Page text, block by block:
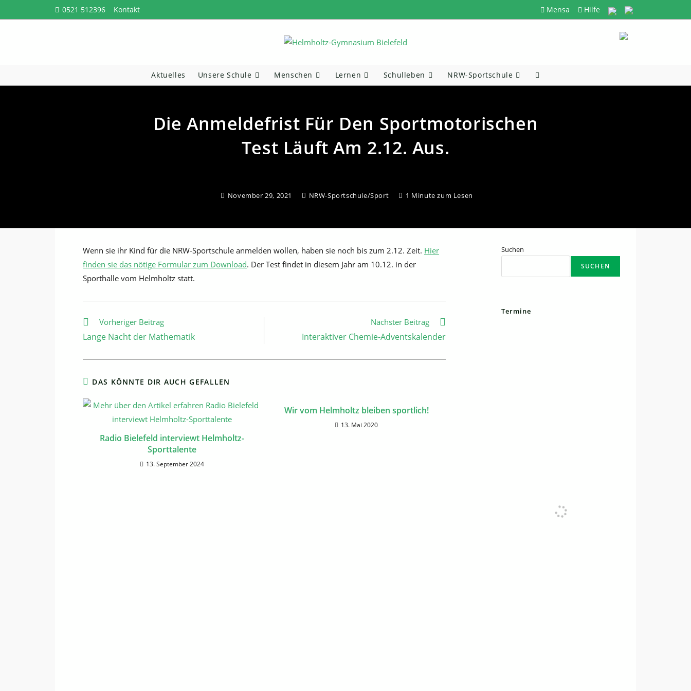
Inhalt
Mensa Hilfe
0521 512396 Kontakt
Aktuelles Unsere Schule Menschen Lernen Schulleben NRW-Sportschule Website-
Die Anmeldefrist Für Den Sportmotorischen
Test Läuft Am 2.12. Aus.
November 29, 2021 NRW-Sportschule/Sport 1 Minute zum Lesen
Wenn sie ihr Kind für die NRW-Sportschule anmelden wollen, haben sie noch bis zum 2.12. Zeit. Hier
finden sie das nötige Formular zum Download. Der Test findet in diesem Jahr am 10.12. in der
Sporthalle vom Helmholtz statt.
Weitere
ansehen
Vorheriger Beitrag
Lange Nacht der Mathematik
Nächster Beitrag
Interaktiver Chemie-Adventskalender
DAS KÖNNTE DIR AUCH GEFALLEN
Radio Bielefeld interviewt Helmholtz-
Sporttalente
13. September 2024
Wir vom Helmholtz bleiben sportlich!
13. Mai 2020
Suchen
SUCHEN
Termine